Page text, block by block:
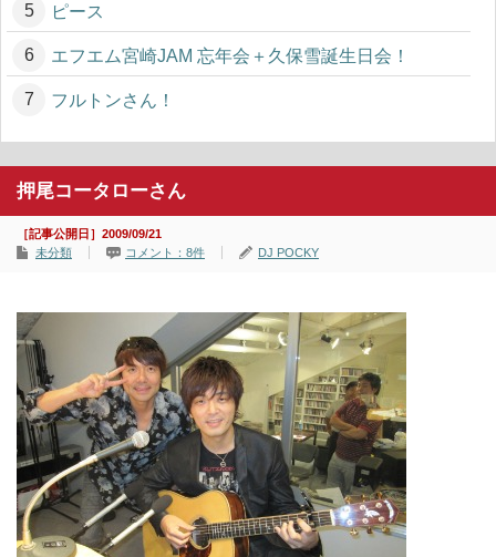
ピース
エフエム宮崎JAM 忘年会＋久保雪誕生日会！
フルトンさん！
押尾コータローさん
［記事公開日］2009/09/21
未分類
コメント：8件 DJ POCKY